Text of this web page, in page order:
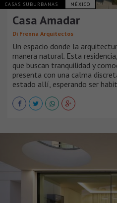
CASAS SUBURBANAS MÉXICO
Casa Amadar
Di Frenna Arquitectos
Un espacio donde la
manera natural. Esta
que buscan tranquilidad y
presenta con una calma
estado allí, esperando ser